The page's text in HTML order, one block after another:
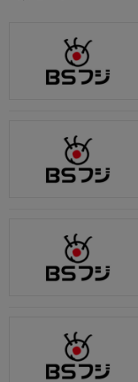
住した シーボルト
・アメリカ北東部、
35代アメリカ合衆国
・ギリシャの首都ア
品の展示がある国立